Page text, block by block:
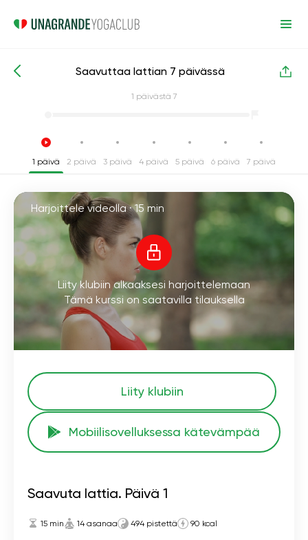
Intensiiviset joogakurssit Joustavuus
Saavuttaa lattian 7 päivässä
1 päivästä 7
1 päivä 2 päivä 3 päivä 4 päivä 5 päivä 6 päivä 7 päivä
Harjoittele videolla ·15 min
Liity klubiin alkaaksesi harjoittelemaan
Tämä kurssi on saatavilla tilauksella
Liity klubiin
Mobiilisovelluksessa kätevämpää
Saavuta lattia. Päivä 1
15 min 14 asanaa 494 pistettä 90 kcal